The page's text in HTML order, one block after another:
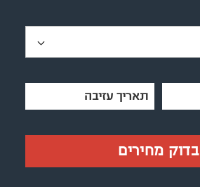
בדוק מחירים